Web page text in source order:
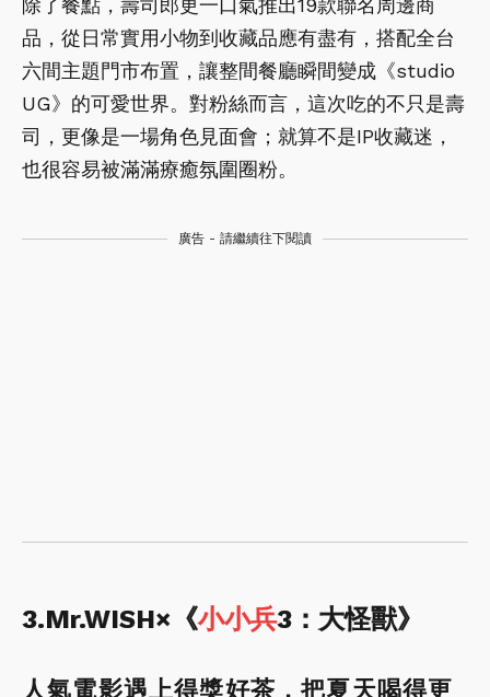
除了餐點，壽司郎更一口氣推出19款聯名周邊商
品，從日常實用小物到收藏品應有盡有，搭配全台
六間主題門市布置，讓整間餐廳瞬間變成《studio
UG》的可愛世界。對粉絲而言，這次吃的不只是壽
司，更像是一場角色見面會；就算不是IP收藏迷，
也很容易被滿滿療癒氛圍圈粉。
廣告 - 請繼續往下閱讀
3.Mr.WISH×《小小兵3：大怪獸》
人氣電影遇上得獎好茶，把夏天喝得更